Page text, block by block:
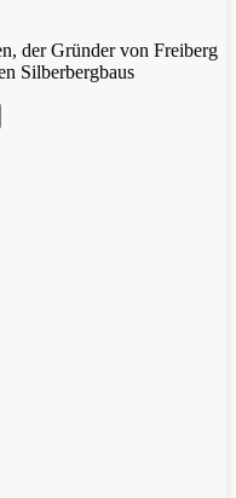
der Gründer von Freiberg
Silberbergbaus